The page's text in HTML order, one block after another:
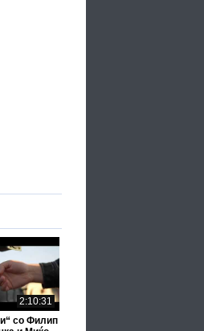
2:10:31
со Филип